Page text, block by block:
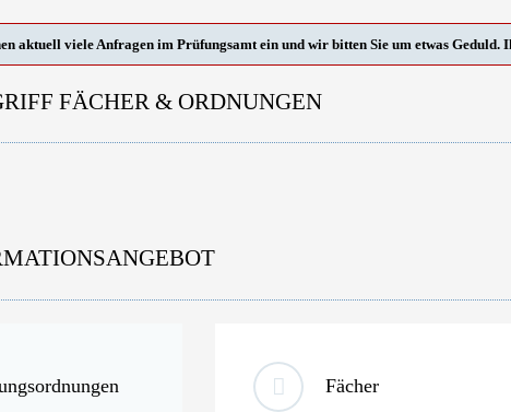
aktuell viele Anfragen im Prüfungsamt ein und wir bitten Sie um etwas
FÄCHER & ORDNUNGEN
Fächer